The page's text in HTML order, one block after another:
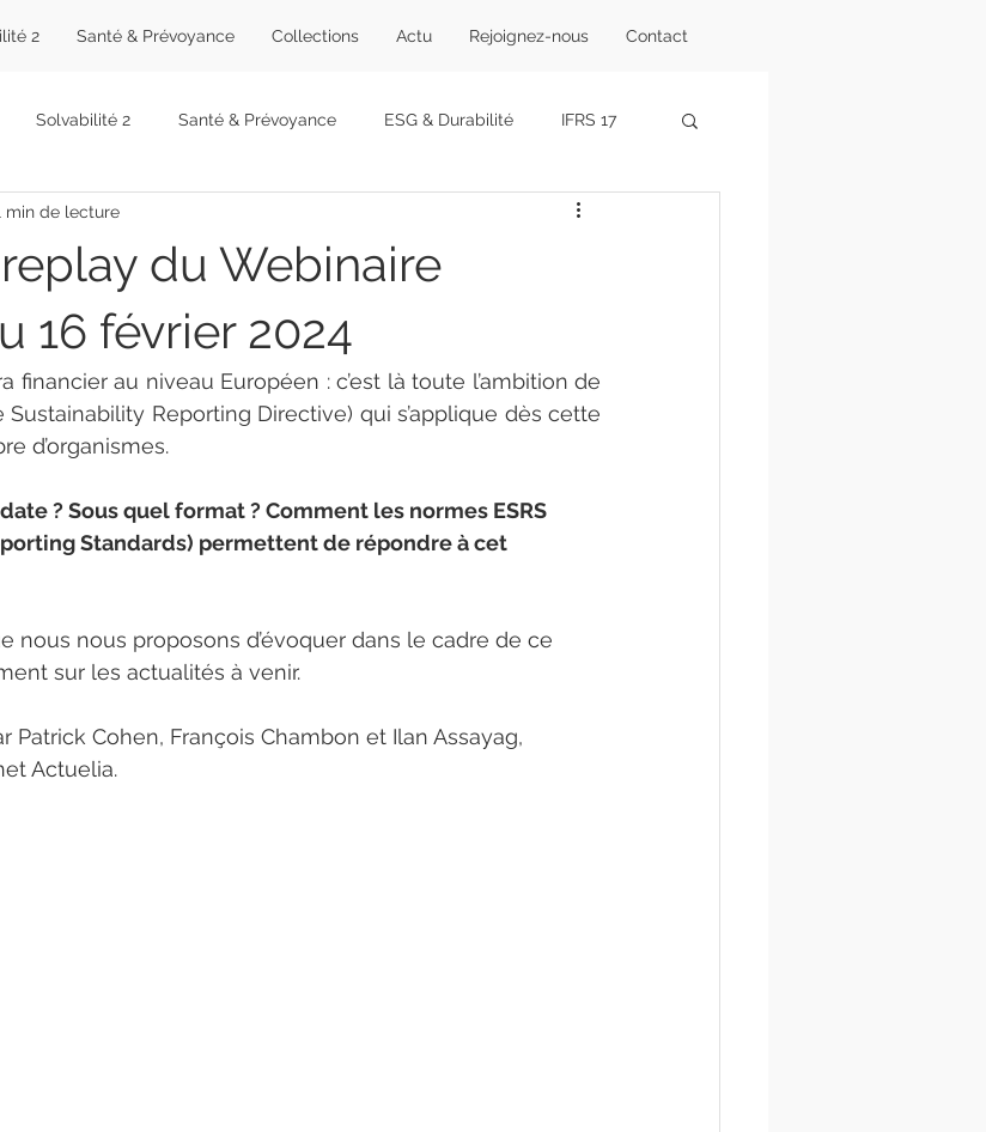
2 Santé & Prévoyance Collections Actu Rejoignez-nous Contact
Solvabilité 2 Santé & Prévoyance ESG & Durabilité IFRS 17
Formations Projet A4Climat
du Webinaire
16 février 2024
min de lecture
financier au niveau Européen : c’est là toute l’ambition de
Sustainability Reporting Directive) qui s’applique dès cette
d’organismes.
? Sous quel format ? Comment les normes ESRS
Standards) permettent de répondre à cet
nous nous proposons d’évoquer dans le cadre de ce
sur les actualités à venir.
Patrick Cohen, François Chambon et Ilan Assayag,
Actuelia.